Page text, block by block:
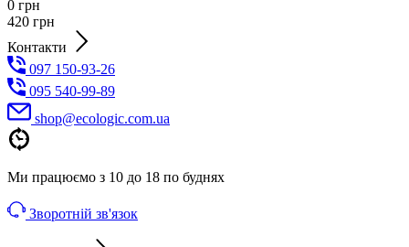
0 грн
420 грн
Контакти
097 150-93-26
095 540-99-89
shoр@ecologic.com.ua
Ми працюємо з 10 до 18 по буднях
Зворотній зв'язок